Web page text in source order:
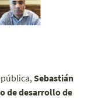
Sebastián
de desarrollo de